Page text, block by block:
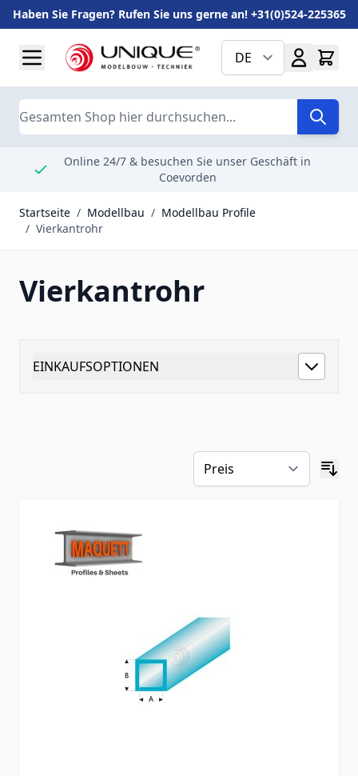
Haben Sie Fragen? Rufen Sie uns gerne an! +31(0)524-225365
DE
Suche
Online 24/7 & besuchen Sie unser Geschäft in
Coevorden
Startseite / Modellbau / Modellbau Profile
/ Vierkantrohr
Vierkantrohr
EINKAUFSOPTIONEN